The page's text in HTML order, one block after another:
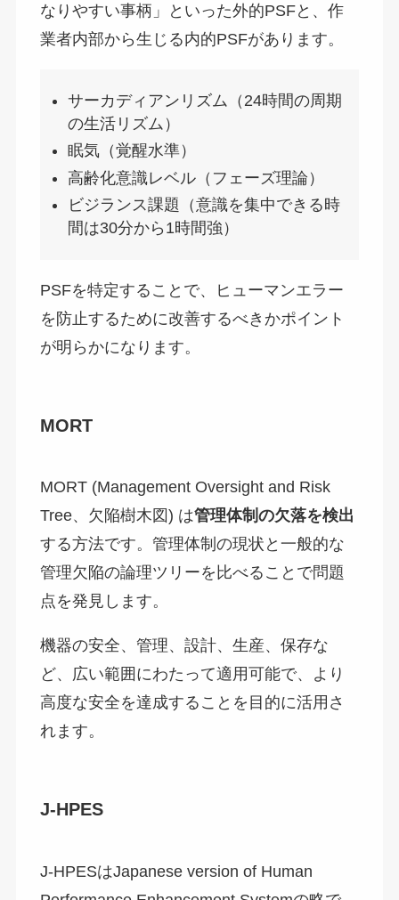
なりやすい事柄」といった外的PSFと、作
業者内部から生じる内的PSFがあります。
サーカディアンリズム（24時間の周期
の生活リズム）
眠気（覚醒水準）
高齢化意識レベル（フェーズ理論）
ビジランス課題（意識を集中できる時
間は30分から1時間強）
PSFを特定することで、ヒューマンエラー
を防止するために改善するべきかポイント
が明らかになります。
MORT
MORT (Management Oversight and Risk
Tree、欠陥樹木図) は管理体制の欠落を検出
する方法です。管理体制の現状と一般的な
管理欠陥の論理ツリーを比べることで問題
点を発見します。
機器の安全、管理、設計、生産、保存な
ど、広い範囲にわたって適用可能で、より
高度な安全を達成することを目的に活用さ
れます。
J-HPES
J-HPESはJapanese version of Human